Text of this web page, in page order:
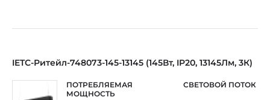
IETC-Ритейл-748073-145-13145 (145Вт, IP20, 13145Лм, 3К)